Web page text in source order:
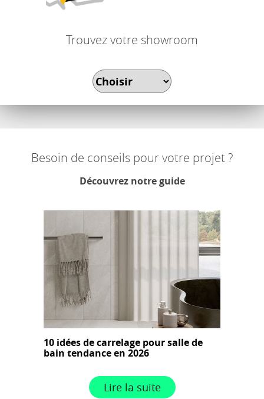
Trouvez votre showroom
Besoin de conseils pour votre projet ?
Découvrez notre guide
10 idées de carrelage pour salle de
bain tendance en 2026
Lire la suite